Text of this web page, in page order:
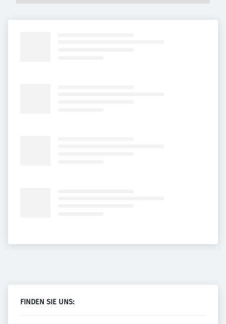
FINDEN SIE UNS: